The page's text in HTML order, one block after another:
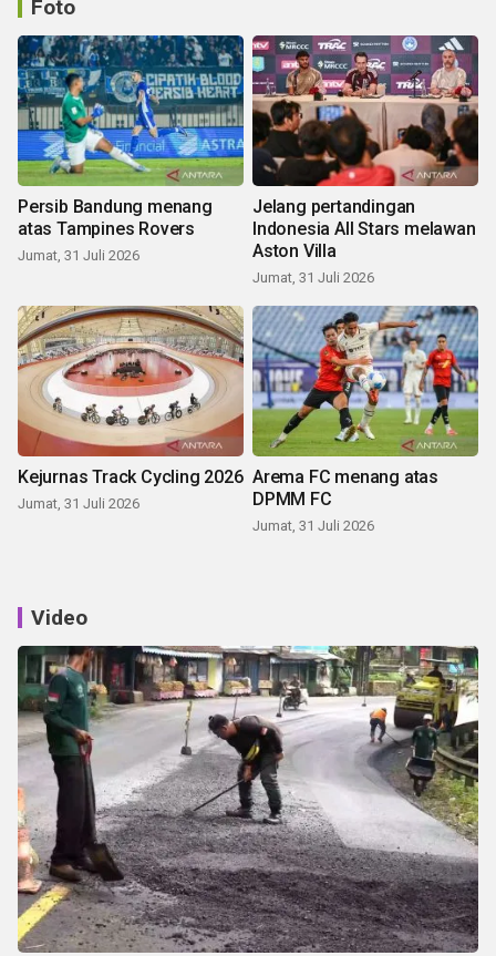
Foto
Persib Bandung menang
atas Tampines Rovers
Jumat, 31 Juli 2026
Jelang pertandingan
Indonesia All Stars melawan
Aston Villa
Jumat, 31 Juli 2026
Kejurnas Track Cycling 2026
Jumat, 31 Juli 2026
Arema FC menang atas
DPMM FC
Jumat, 31 Juli 2026
Video